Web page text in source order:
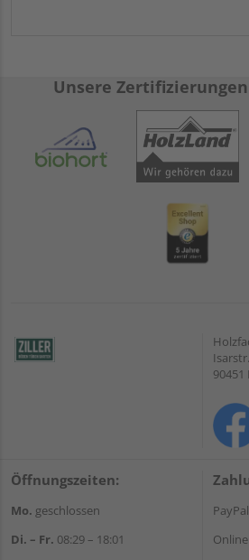
Unsere
Öffnungszeiten:
Mo. geschlossen
Di. – Fr. 08:29 – 18:01
PayPal